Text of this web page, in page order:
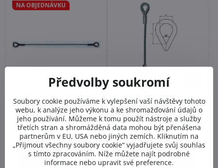
NA OBJEDNÁVKU
Zabezpečovací lano 6mm
s očnicemi, černé
provedení blackline AS-
06-B-KK
Skladem
464,05 Kč
Zobrazit
Lano s očnicemi
zinkované AS-06-KK
Skladem
od 187,85 Kč
Zobrazit
Předvolby soukromí
Soubory cookie používáme k vylepšení vaší návštěvy tohoto
webu, k analýze jeho výkonu a ke shromažďování údajů o
jeho používání. Můžeme k tomu použít nástroje a služby
třetích stran a shromážděná data mohou být přenášena
partnerům v EU, USA nebo jiných zemích. Kliknutím na
„Přijmout všechny soubory cookie“ vyjadřujete svůj souhlas
s tímto zpracováním. Níže můžete najít podrobné
informace nebo upravit své preference.